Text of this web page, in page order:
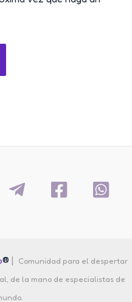
® |
Comunidad para el despertar
de la mano de especialistas de